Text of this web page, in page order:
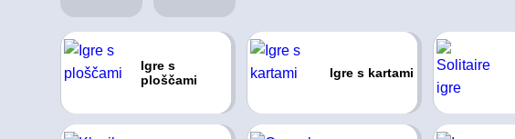
Igre s
ploščami
Igre s kartami